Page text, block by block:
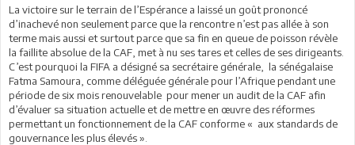
La victoire sur le terrain de l’Espérance a laissé un goût prononcé
d’inachevé non seulement parce que la rencontre n’est pas allée à son
terme mais aussi et surtout parce que sa fin en queue de poisson révèle
la faillite absolue de la CAF, met à nu ses tares et celles de ses dirigeants.
C’est pourquoi la FIFA a désigné sa secrétaire générale, la sénégalaise
Fatma Samoura, comme déléguée générale pour l’Afrique pendant une
période de six mois renouvelable pour mener un audit de la CAF afin
d’évaluer sa situation actuelle et de mettre en œuvre des réformes
permettant un fonctionnement de la CAF conforme « aux standards de
gouvernance les plus élevés ».